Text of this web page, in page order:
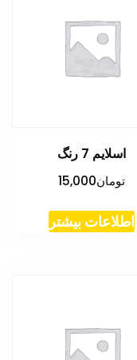
اسلایم 7 رنگ
تومان15,000
بیشتر